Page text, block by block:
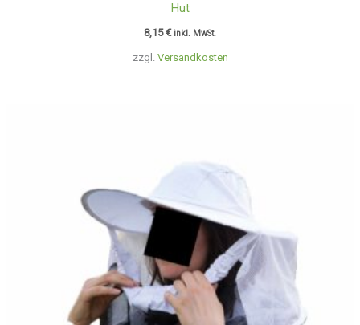
zzgl. Versandkosten
Hut
8,15€ inkl. MwSt.